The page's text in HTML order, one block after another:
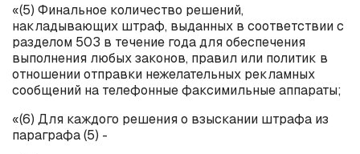
«(5) Финальное количество решений,
накладывающих штраф, выданных в соответствии с
разделом 503 в течение года для обеспечения
выполнения любых законов, правил или политик в
отношении отправки нежелательных рекламных
сообщений на телефонные факсимильные аппараты;
«(6) Для каждого решения о взыскании штрафа из
параграфа (5) -